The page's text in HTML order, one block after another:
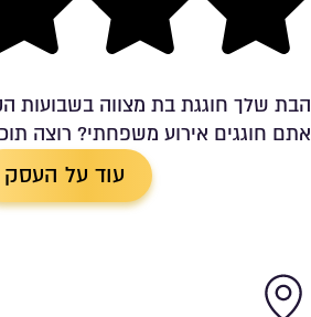
הבת שלך חוגגת בת מצווה בשבועות
אתם חוגגים אירוע משפחתי? רוצה
עוד על העסק